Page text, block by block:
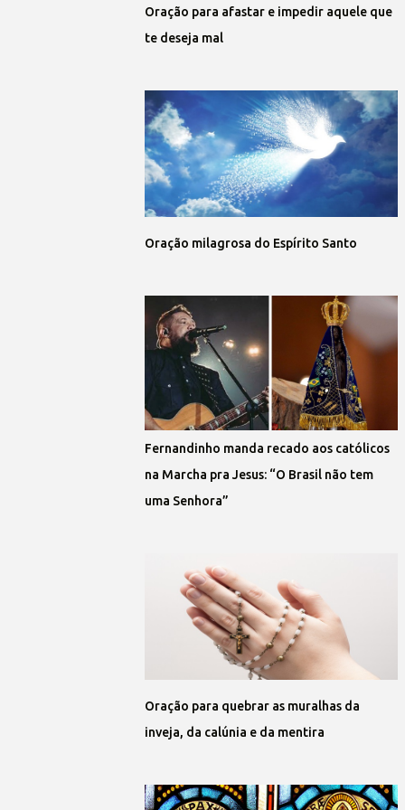
Oração para afastar e impedir aquele que
te deseja mal
Oração milagrosa do Espírito Santo
Fernandinho manda recado aos católicos
na Marcha pra Jesus: “O Brasil não tem
uma Senhora”
Oração para quebrar as muralhas da
inveja, da calúnia e da mentira